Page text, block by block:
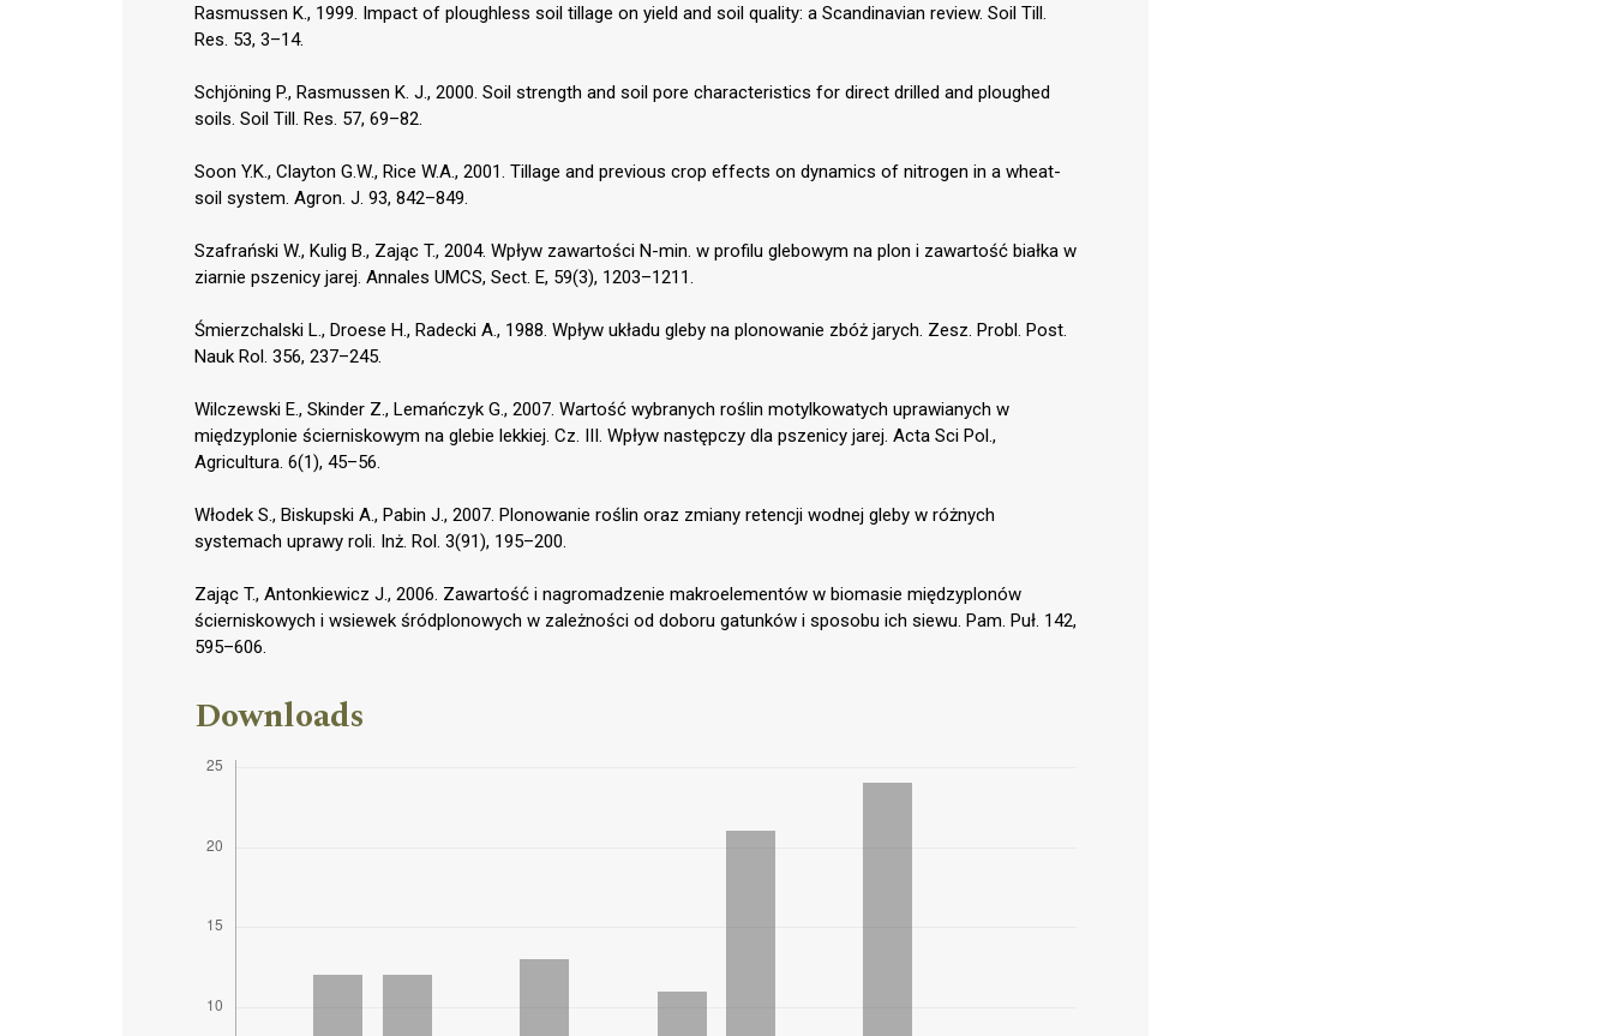
Rasmussen K., 1999. Impact of ploughless soil tillage on yield and soil quality: a Scandinavian review. Soil Till.
Res. 53, 3–14.
Schjöning P., Rasmussen K. J., 2000. Soil strength and soil pore characteristics for direct drilled and ploughed
soils. Soil Till. Res. 57, 69–82.
Soon Y.K., Clayton G.W., Rice W.A., 2001. Tillage and previous crop effects on dynamics of nitrogen in a wheat-
soil system. Agron. J. 93, 842–849.
Szafrański W., Kulig B., Zając T., 2004. Wpływ zawartości N-min. w profilu glebowym na plon i zawartość białka w
ziarnie pszenicy jarej. Annales UMCS, Sect. E, 59(3), 1203–1211.
Śmierzchalski L., Droese H., Radecki A., 1988. Wpływ układu gleby na plonowanie zbóż jarych. Zesz. Probl. Post.
Nauk Rol. 356, 237–245.
Wilczewski E., Skinder Z., Lemańczyk G., 2007. Wartość wybranych roślin motylkowatych uprawianych w
międzyplonie ścierniskowym na glebie lekkiej. Cz. III. Wpływ następczy dla pszenicy jarej. Acta Sci Pol.,
Agricultura. 6(1), 45–56.
Włodek S., Biskupski A., Pabin J., 2007. Plonowanie roślin oraz zmiany retencji wodnej gleby w różnych
systemach uprawy roli. Inż. Rol. 3(91), 195–200.
Zając T., Antonkiewicz J., 2006. Zawartość i nagromadzenie makroelementów w biomasie międzyplonów
ścierniskowych i wsiewek śródplonowych w zależności od doboru gatunków i sposobu ich siewu. Pam. Puł. 142,
595–606.
Downloads